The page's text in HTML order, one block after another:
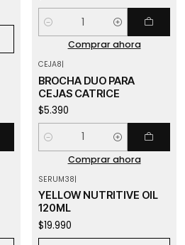
Cantidad
Comprar ahora
CEJA8|
BROCHA DUO PARA
CEJAS CATRICE
$5.390
Cantidad
Comprar ahora
SERUM38|
YELLOW NUTRITIVE OIL
120ML
$19.990